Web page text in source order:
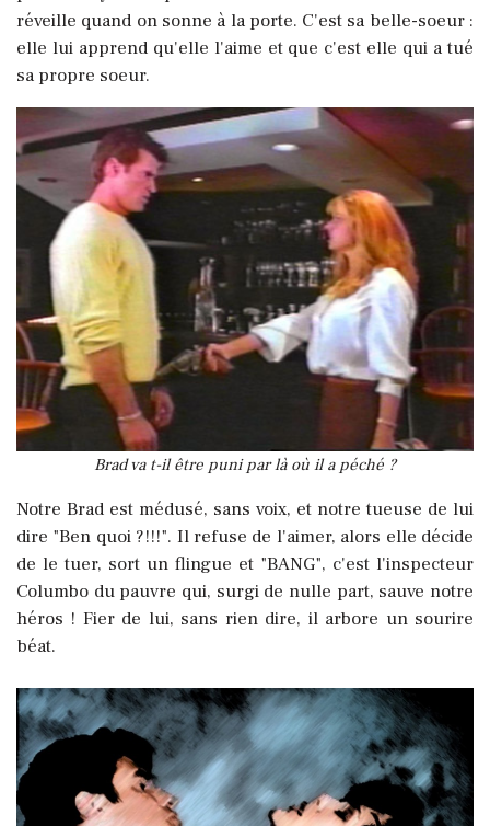
réveille quand on sonne à la porte. C'est sa belle-soeur :
elle lui apprend qu'elle l'aime et que c'est elle qui a tué
sa propre soeur.
Brad va t-il être puni par là où il a péché ?
Notre Brad est médusé, sans voix, et notre tueuse de lui
dire "Ben quoi ?!!!". Il refuse de l'aimer, alors elle décide
de le tuer, sort un flingue et "BANG", c'est l'inspecteur
Columbo du pauvre qui, surgi de nulle part, sauve notre
héros ! Fier de lui, sans rien dire, il arbore un sourire
béat.